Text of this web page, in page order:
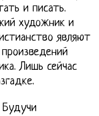
и писать.
художник и
являют
Лишь сейчас